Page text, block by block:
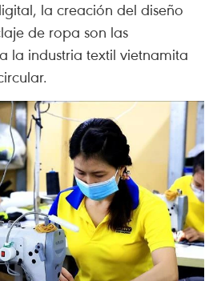
la creación del diseño
de ropa son las
la industria textil vietnamita